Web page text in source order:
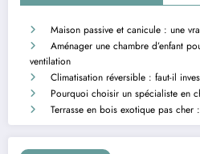
Maison passive et canicule : une
Aménager une chambre d’enfant
ventilation
Climatisation réversible : faut-il
Pourquoi choisir un spécialiste en
Terrasse en bois exotique pas